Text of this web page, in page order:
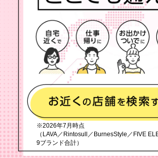
※2026年7月時点
（LAVA／Rintosull／BurnesStyle／FIVE
9ブランド合計）